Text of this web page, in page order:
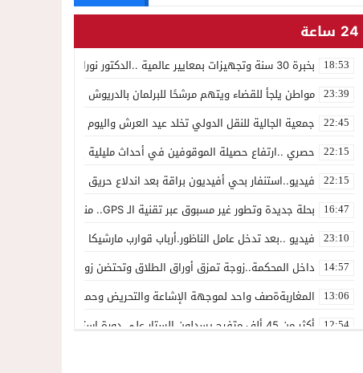
24 ساعة
18:53 بخبرة 30 سنة وتجهيزات بمعايير عالمية ..الدكتور نورالدين صبار يفتتح عيادته المتخصصة في جراحة العظام بالناظور
23:39 مواطن يلجأ للقضاء ويتهم مرشحًا للبرلمان بالدريوش بالاستيلاء على 22 مليون سنتيم
22:45 جمعية الجالية للنقل الدولي تخلد عيد العرش واليوم الوطني للمهاجر
22:15 حصري ..ارتفاع حصيلة الموقوفين في أحداث مليلية إلى 82 شخصًا وتحقيقات تقود إلى متابعات جنائية ثقيلة
22:15 فيديو..استنفار بحي أفيديون براقة بعد اندلاع حريق داخل ضيعة فلاحية
16:47 بحلة جديدة وتطور غير مسبوق عبر تقنية الـ GPS.. منصة “مرحباناظور” تعزز مكانتها كوجهة أولى لسكان إقليمي الناظور والدريوش
23:10 فيديو ..بعد تدخل عامل الناظور.أرباب قوارب مارشيكا يعلقون احتجاجهم
14:57 داخل المحكمة..زوجة تمزق أوراق الطلاق وتحتضن زوجها في لحظة
13:06 المغاربةةصف واحد لموجهة الإشاعة والتحريض وحملات التضليل
12:54 أكثر من 45 ألف متفرج يسدلون الستار على دورة استثنائية للمهرجان المتوسطي بالناظور